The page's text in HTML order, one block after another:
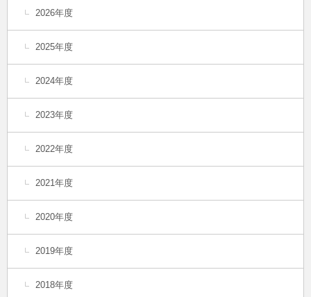
2026年度
2025年度
2024年度
2023年度
2022年度
2021年度
2020年度
2019年度
2018年度